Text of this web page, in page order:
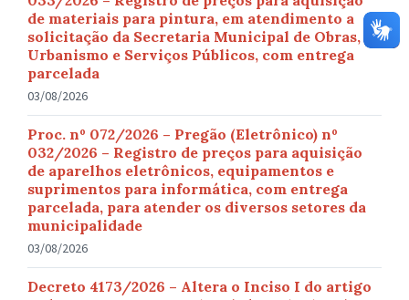
de materiais para pintura, em atendimento a
solicitação da Secretaria Municipal de Obras,
Urbanismo e Serviços Públicos, com entrega
parcelada
03/08/2026
Proc. nº 072/2026 – Pregão (Eletrônico) nº
032/2026 – Registro de preços para aquisição
de aparelhos eletrônicos, equipamentos e
suprimentos para informática, com entrega
parcelada, para atender os diversos setores da
municipalidade
03/08/2026
Decreto 4173/2026 – Altera o Inciso I do artigo